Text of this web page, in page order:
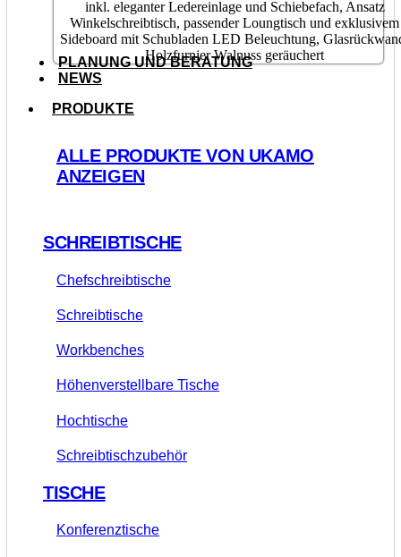
PLANUNG UND BERATUNG
NEWS
PRODUKTE
ALLE PRODUKTE VON UKAMO
ANZEIGEN
SCHREIBTISCHE
Chefschreibtische
Schreibtische
Workbenches
Höhenverstellbare Tische
Hochtische
Schreibtischzubehör
TISCHE
Konferenztische